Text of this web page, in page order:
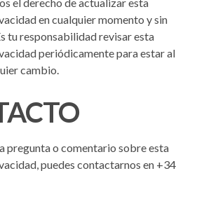
en cualquier momento y sin
tu responsabilidad revisar esta
periódicamente para estar al
cambio.
pregunta o comentario sobre esta
puedes contactarnos en +34